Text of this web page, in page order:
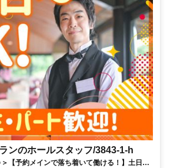
ンのホールスタッフ/3843-1-h
【予約メインで落ち着いて働ける！】土日祝